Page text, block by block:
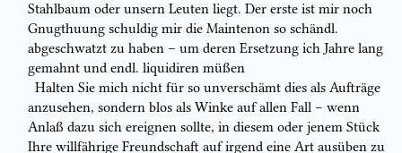
Stahlbaum oder unsern Leuten liegt. Der erste ist mir noch
Gnugthuung schuldig mir die Maintenon so schändl.
abgeschwatzt zu haben – um deren Ersetzung ich Jahre lang
gemahnt und endl. liquidiren müßen
Halten Sie mich nicht für so unverschämt dies als Aufträge
anzusehen, sondern blos als Winke auf allen Fall – wenn
Anlaß dazu sich ereignen sollte, in diesem oder jenem Stück
Ihre willfährige Freundschaft auf irgend eine Art ausüben zu